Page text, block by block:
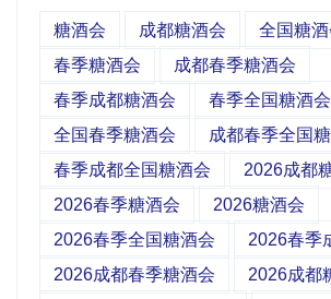
糖酒会 成都糖酒会
全国糖酒
春季糖酒会
成都春季糖酒会
春季成都糖酒会
春季全国糖酒会
全国春季糖酒会
成都春季全国
春季成都全国糖酒会
2026成都
2026春季糖酒会
2026糖酒会
2026春季全国糖酒会
2026春季
2026成都春季糖酒会
2026成都